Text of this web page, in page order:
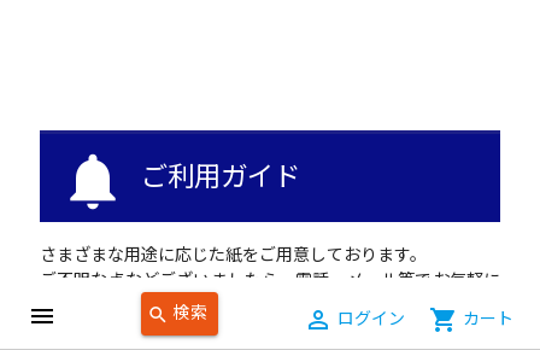
menu search 検索 person_outline ログイン shopping_cart カート
notifications ご利用ガイド
さまざまな用途に応じた紙をご用意しております。
ご不明な点などございましたら、電話・メール等でお気軽に
お問い合せください。